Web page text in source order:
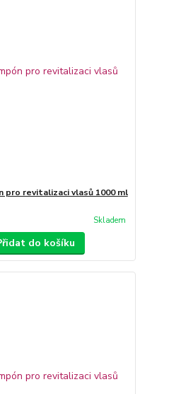
pro revitalizaci vlasů 1000 ml
Skladem
do košíku